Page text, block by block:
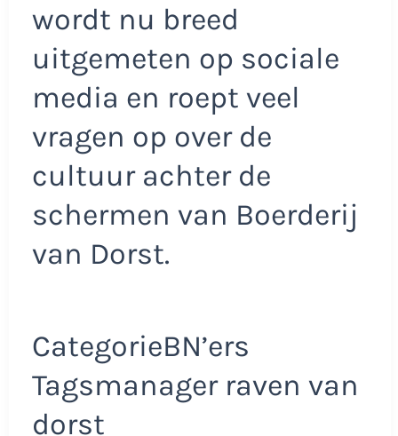
wordt nu breed
uitgemeten op sociale
media en roept veel
vragen op over de
cultuur achter de
schermen van Boerderij
van Dorst.
CategorieBN’ers
Tagsmanager raven van
dorst